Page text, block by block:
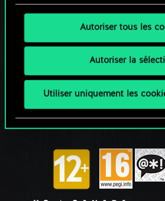
Autoriser tous les
Autoriser la
Utiliser uniquement les